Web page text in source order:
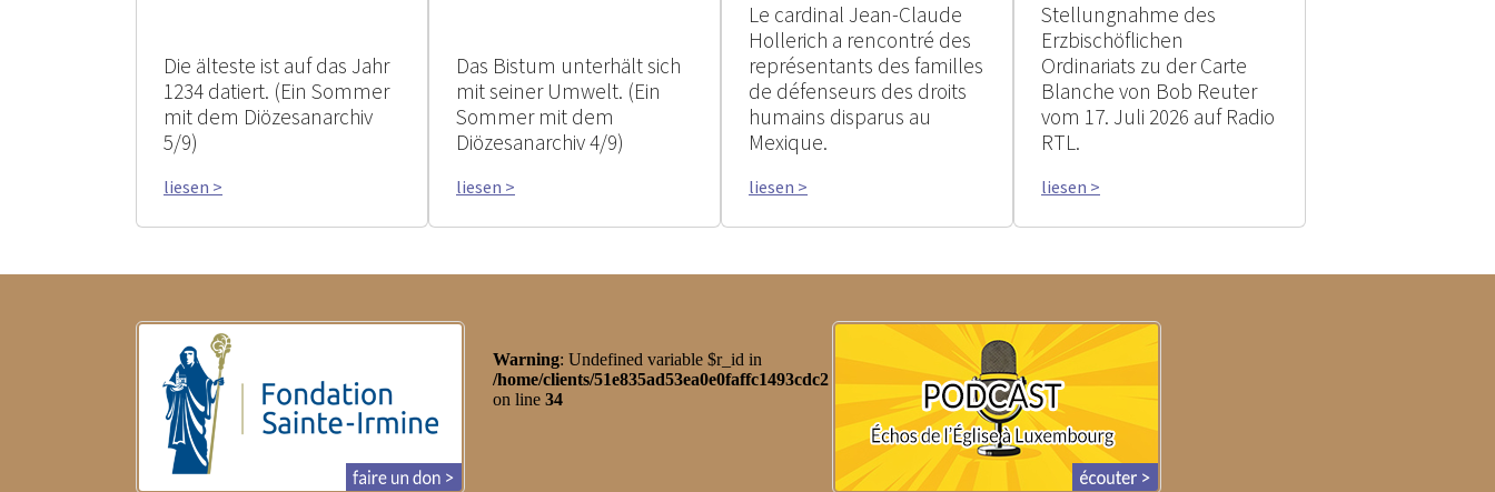
Die älteste ist auf das Jahr
1234 datiert. (Ein Sommer
mit dem Diözesanarchiv
5/9)
liesen >
Das Bistum unterhält sich
mit seiner Umwelt. (Ein
Sommer mit dem
Diözesanarchiv 4/9)
liesen >
Le cardinal Jean-Claude
Hollerich a rencontré des
représentants des familles
de défenseurs des droits
humains disparus au
Mexique.
liesen >
Stellungnahme des
Erzbischöflichen
Ordinariats zu der Carte
Blanche von Bob Reuter
vom 17. Juli 2026 auf Radio
RTL.
liesen >